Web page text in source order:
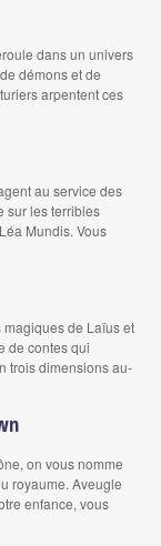
dans un univers
démons et de
arpentent ces
au service des
sur les terribles
Mundis. Vous
magiques de Laïus et
de contes qui
trois dimensions au-
on vous nomme
royaume. Aveugle
enfance, vous